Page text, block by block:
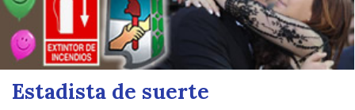
Estadista de suerte